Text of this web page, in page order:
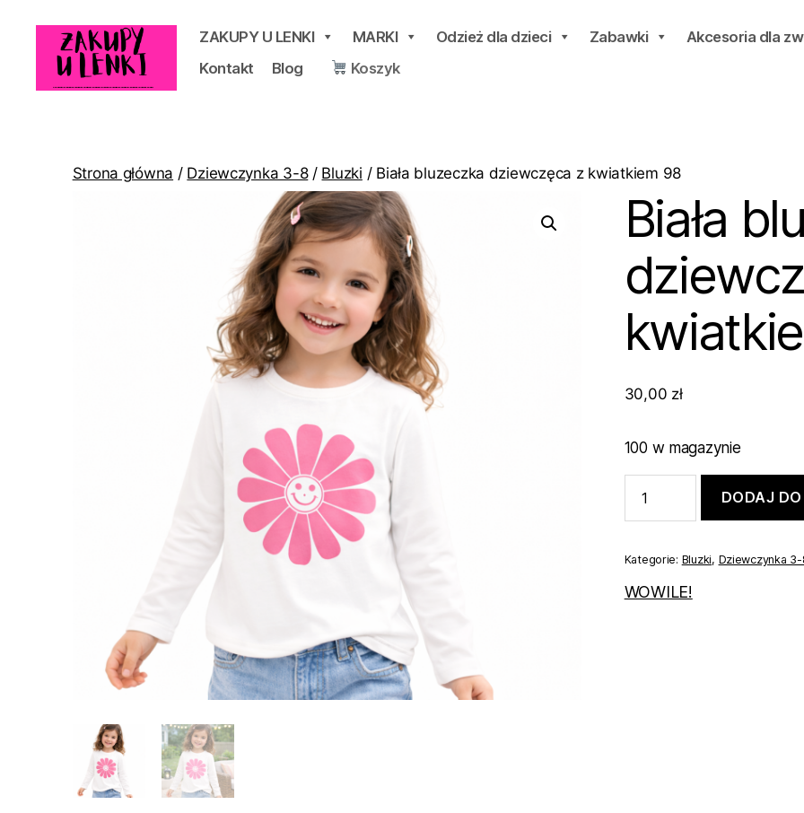
ZAKUPY U LENKI MARKI Odzież dla dzieci Zabawki Akcesoria dla
Kontakt
Blog Koszyk
Strona główna / Dziewczynka 3-8/ Bluzki / Biała bluzeczka dziewczęca z kwiatkiem 98
Biała
30,00 zł
100 w magazynie
Biała
bluzeczka
z
kwiatkiem
98
DODAJ
Kategorie: Bluzki, Dziewczynka 3-
WOWILE!